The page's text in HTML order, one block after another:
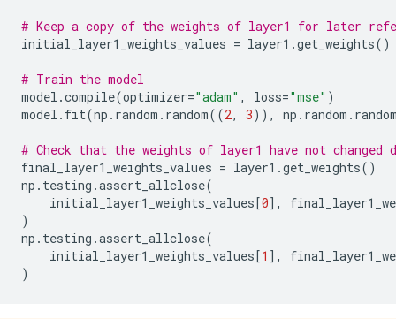
# Keep a copy of the weights of layer1 for later
initial_layer1_weights_values = layer1 .get_weights()
# Train the model
model .compile(optimizer="adam" , loss="mse" )
model . fit(np . random . random((2, 3)), np . random .
# Check that the weights of layer1 have not
final_layer1_weights_values = layer1 .get_weights()
np . testing .assert_allclose(
initial_layer1_weights_values[0],
)
np . testing .assert_allclose(
initial_layer1_weights_values[1 ],
)